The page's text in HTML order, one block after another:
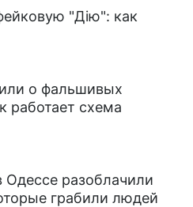
"Дію": как
о фальшивых
работает схема
разоблачили
грабили людей